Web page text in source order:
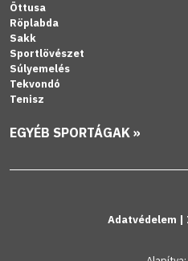
Öttusa
Röplabda
Sakk
Sportlövészet
Súlyemelés
Tekvondó
Tenisz
EGYÉB SPORTÁGAK »
Adatvédelem |